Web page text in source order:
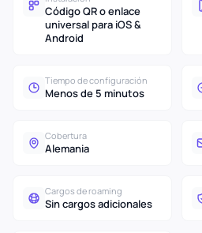
Código QR o enlace
universal para iOS &
Android
Tiempo de configuración
Menos de 5 minutos
Cobertura
Alemania
Cargos de roaming
Sin cargos adicionales